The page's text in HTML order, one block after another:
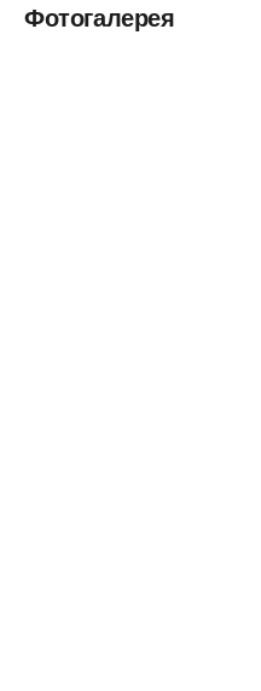
Фотогалерея